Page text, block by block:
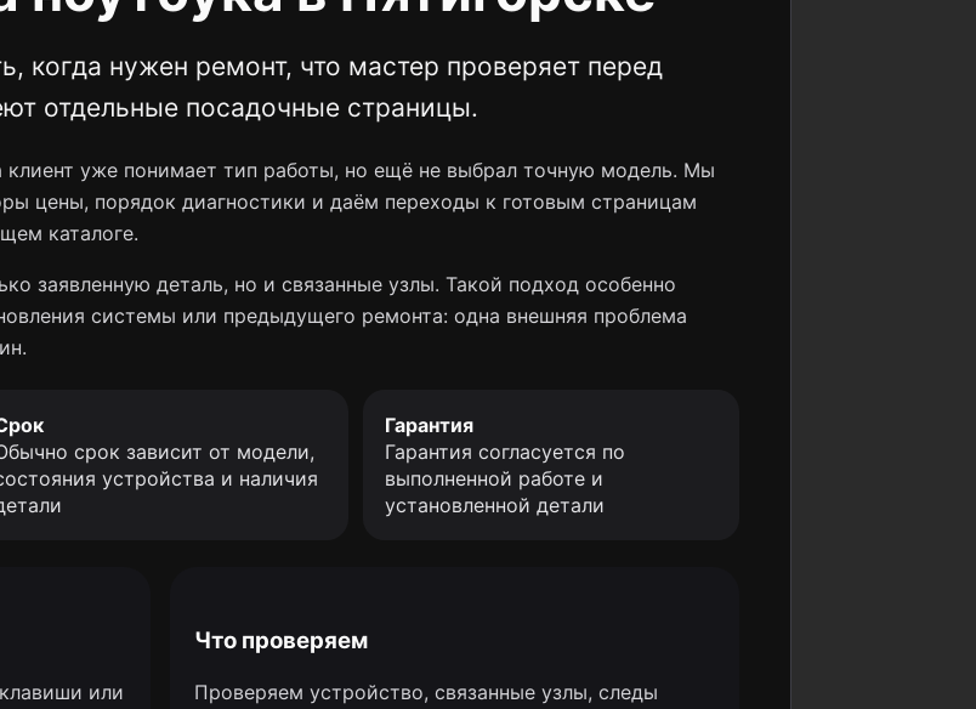
когда нужен ремонт, что мастер проверяет перед
отдельные посадочные страницы.
клиент уже понимает тип работы, но ещё не выбрал точную модель. Мы
цены, порядок диагностики и даём переходы к готовым страницам
каталоге.
заявленную деталь, но и связанные узлы. Такой подход особенно
системы или предыдущего ремонта: одна внешняя проблема
срок зависит от модели,
устройства и наличия
Гарантия
Гарантия согласуется по
выполненной работе и
установленной детали
или
Что проверяем
Проверяем устройство, связанные узлы, следы